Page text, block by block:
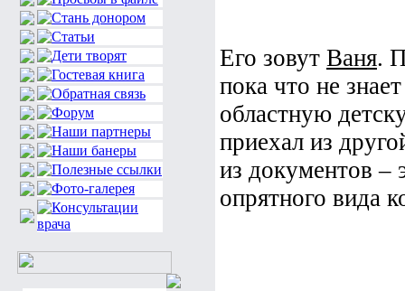
Его зовут Ваня.
пока что не
областную
приехал из
из документов –
опрятного вида